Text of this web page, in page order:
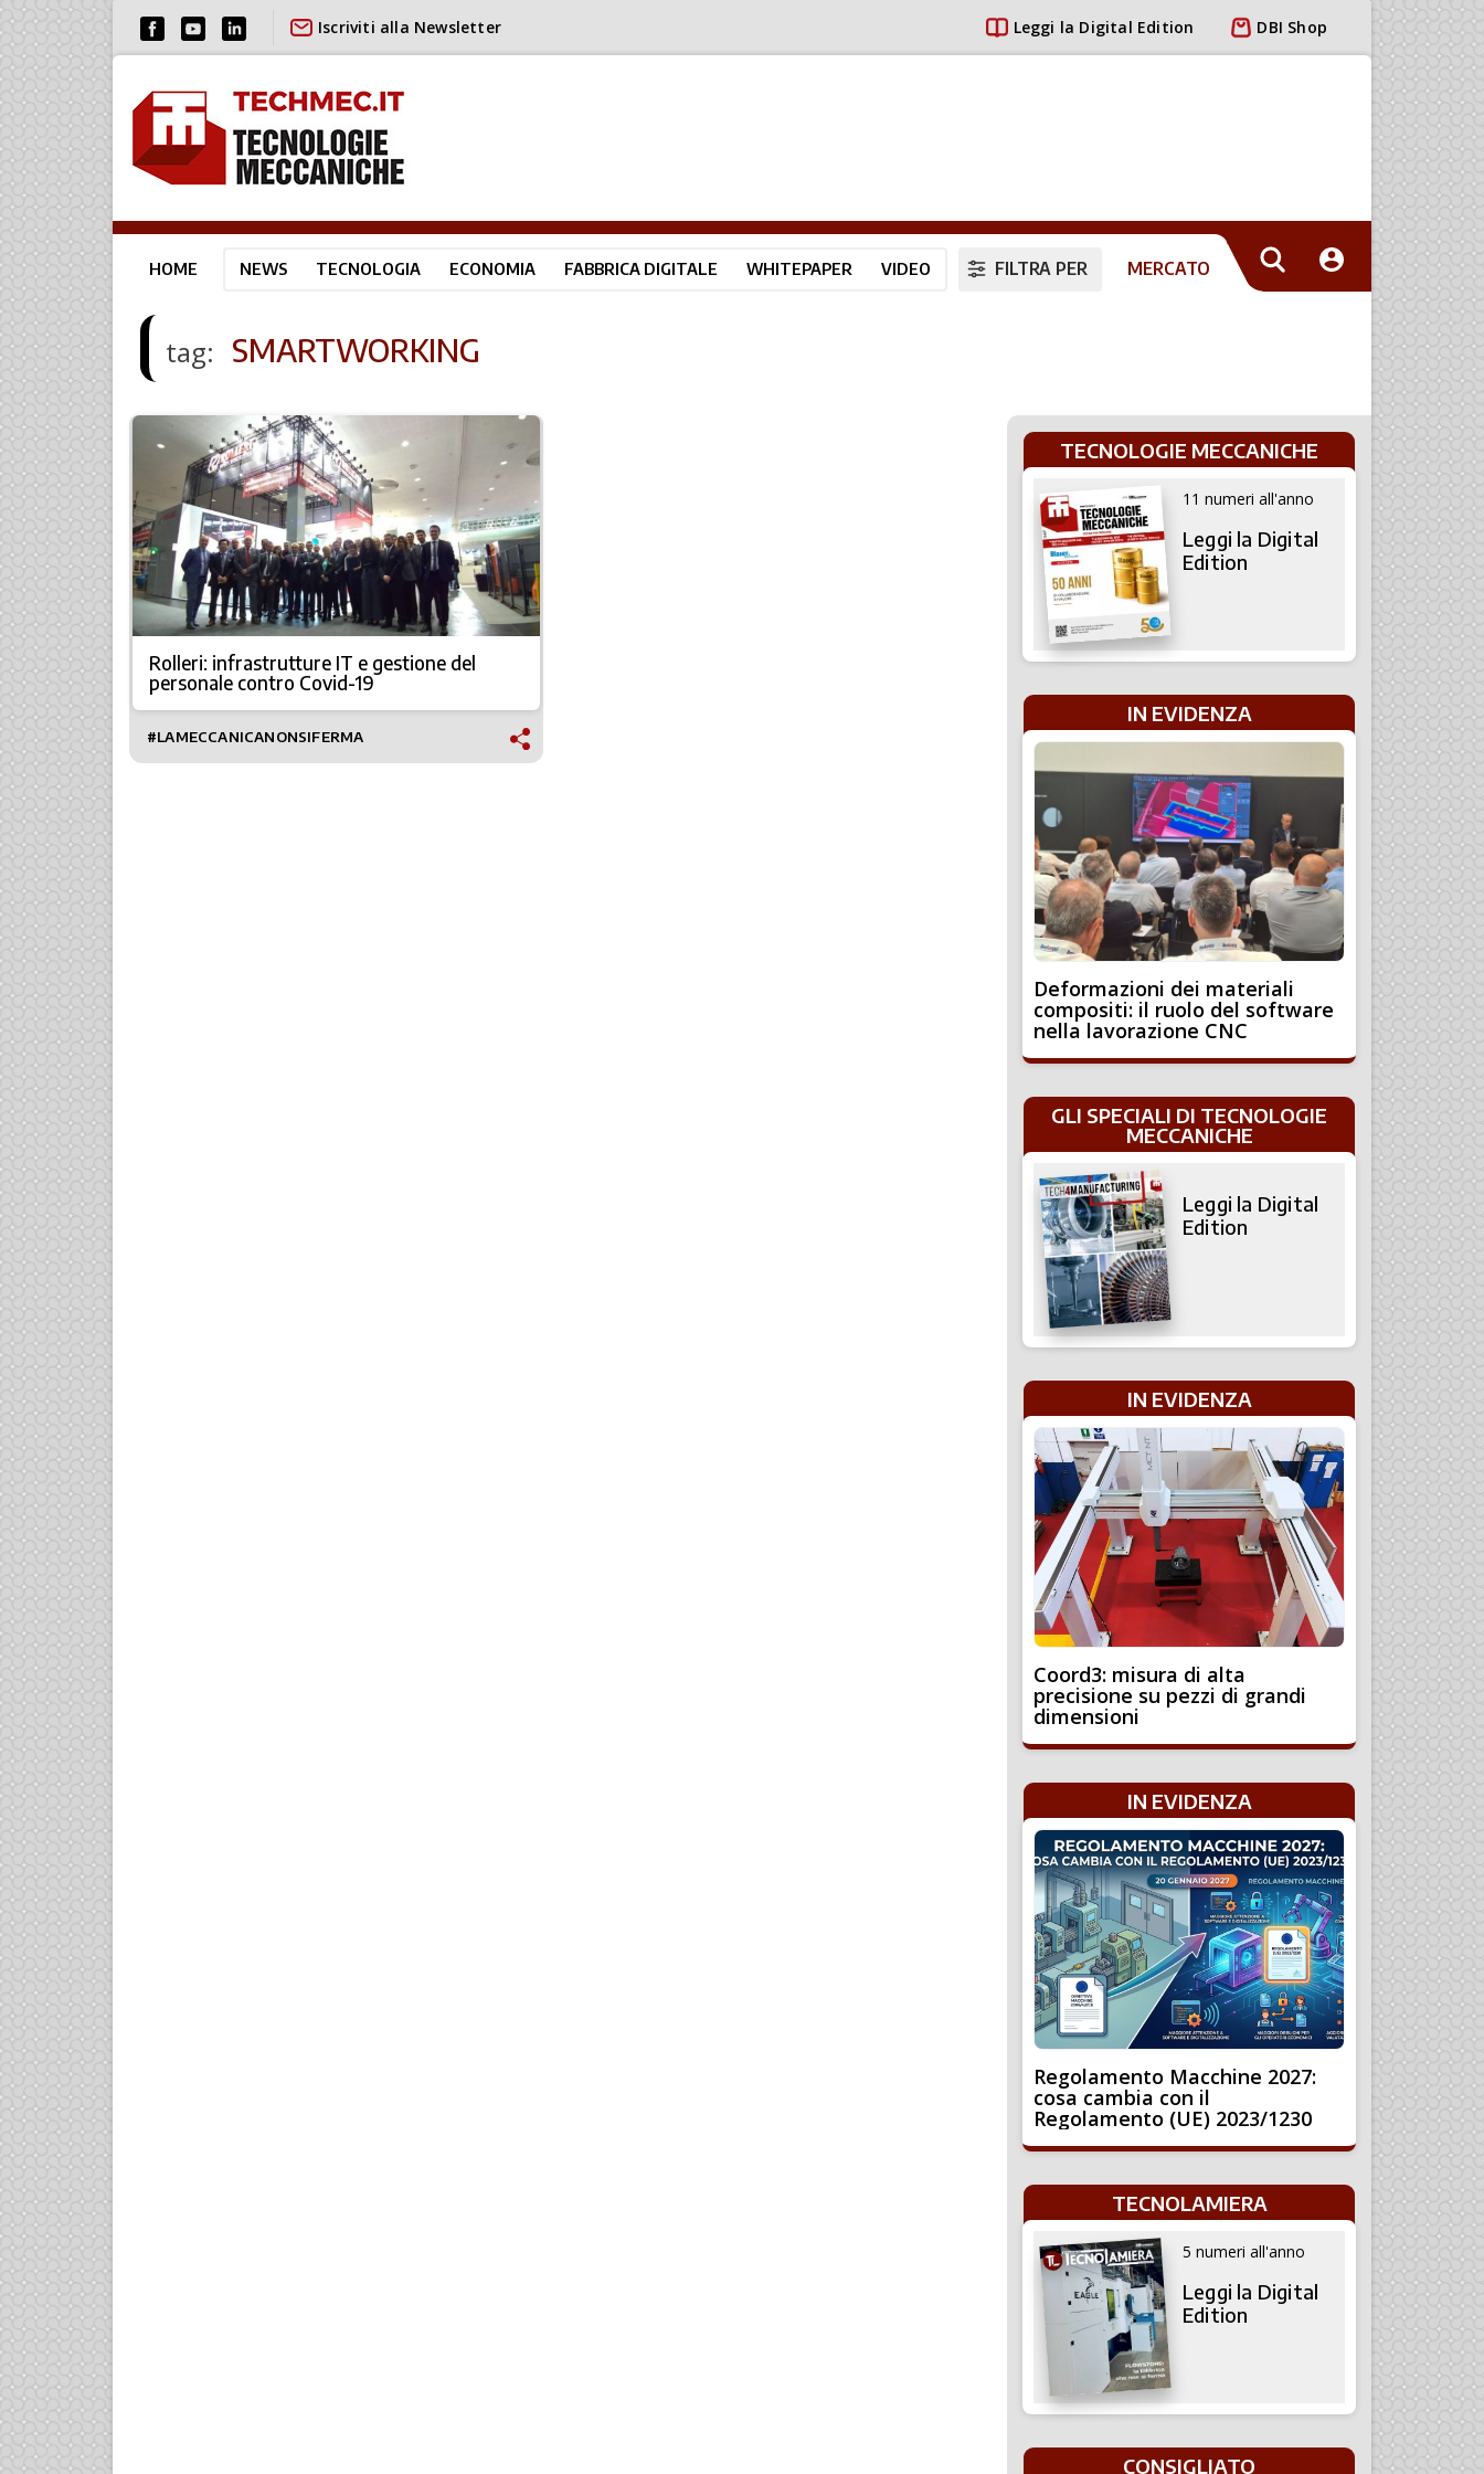
Iscriviti alla Newsletter Leggi la Digital Edition DBI Shop
HOME NEWS TECNOLOGIA ECONOMIA FABBRICA DIGITALE WHITEPAPER VIDEO FILTRA PER MERCATO
tag: SMARTWORKING
Rolleri: infrastrutture IT e gestione del
personale contro Covid-19
#LAMECCANICANONSIFERMA
TECNOLOGIE MECCANICHE
11 numeri all'anno
Leggi la Digital
Edition
IN EVIDENZA
Deformazioni dei materiali
compositi: il ruolo del software
nella lavorazione CNC
GLI SPECIALI DI TECNOLOGIE
MECCANICHE
Leggi la Digital
Edition
IN EVIDENZA
Coord3: misura di alta
precisione su pezzi di grandi
dimensioni
IN EVIDENZA
Regolamento Macchine 2027:
cosa cambia con il
Regolamento (UE) 2023/1230
TECNOLAMIERA
5 numeri all'anno
Leggi la Digital
Edition
CONSIGLIATO